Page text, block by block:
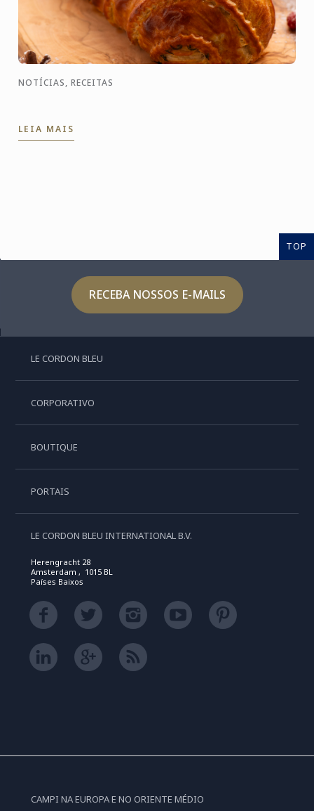
NOTÍCIAS, RECEITAS
LEIA MAIS
TOP
RECEBA NOSSOS E-MAILS
LE CORDON BLEU
CORPORATIVO
BOUTIQUE
PORTAIS
LE CORDON BLEU INTERNATIONAL B.V.
Herengracht 28
Amsterdam , 1015 BL
Países Baixos
CAMPI NA EUROPA E NO ORIENTE MÉDIO